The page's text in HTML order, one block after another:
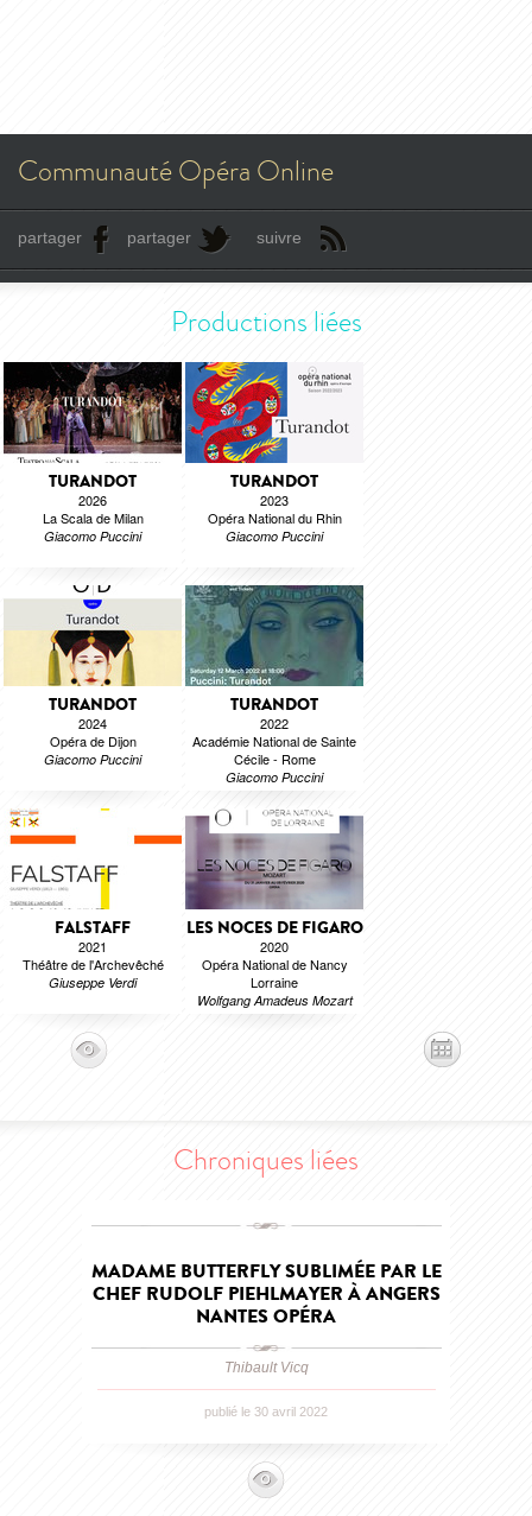
Communauté Opéra Online
partager partager suivre
Productions liées
TURANDOT
2026
La Scala de Milan
Giacomo Puccini
TURANDOT
2023
Opéra National du Rhin
Giacomo Puccini
TURANDOT
2024
Opéra de Dijon
Giacomo Puccini
TURANDOT
2022
Académie National de Sainte
Cécile - Rome
Giacomo Puccini
FALSTAFF
2021
Théâtre de l'Archevêché
Giuseppe Verdi
LES NOCES DE FIGARO
2020
Opéra National de Nancy
Lorraine
Wolfgang Amadeus Mozart
Chroniques liées
MADAME BUTTERFLY SUBLIMÉE PAR LE
CHEF RUDOLF PIEHLMAYER À ANGERS
NANTES OPÉRA
Thibault Vicq
publié le 30 avril 2022